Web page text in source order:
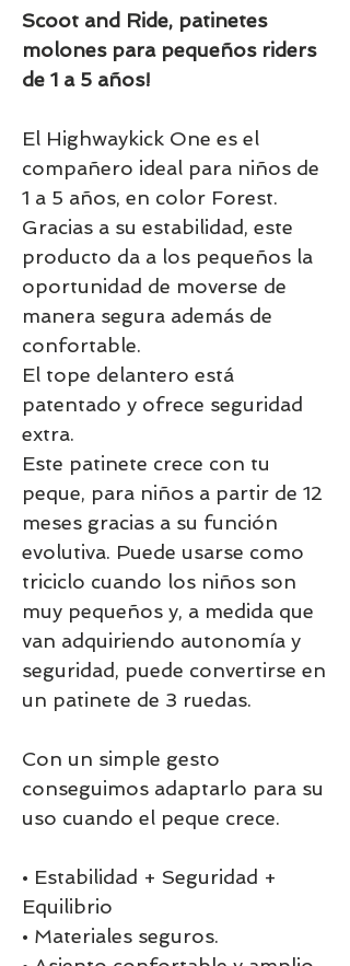
Scoot and Ride, patinetes
molones para pequeños riders
de 1 a 5 años!
El Highwaykick One es el
compañero ideal para niños de
1 a 5 años, en color Forest.
Gracias a su estabilidad, este
producto da a los pequeños la
oportunidad de moverse de
manera segura además de
confortable.
El tope delantero está
patentado y ofrece seguridad
extra.
Este patinete crece con tu
peque, para niños a partir de 12
meses gracias a su función
evolutiva. Puede usarse como
triciclo cuando los niños son
muy pequeños y, a medida que
van adquiriendo autonomía y
seguridad, puede convertirse en
un patinete de 3 ruedas.
Con un simple gesto
conseguimos adaptarlo para su
uso cuando el peque crece.
• Estabilidad + Seguridad +
Equilibrio
• Materiales seguros.